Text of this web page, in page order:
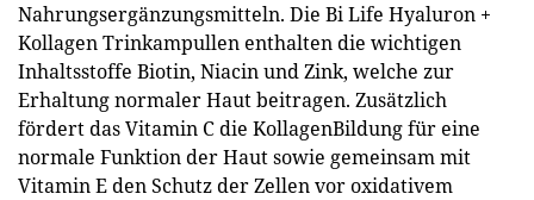
Nahrungsergänzungsmitteln. Die Bi Life Hyaluron +
Kollagen Trinkampullen enthalten die wichtigen
Inhaltsstoffe Biotin, Niacin und Zink, welche zur
Erhaltung normaler Haut beitragen. Zusätzlich
fördert das Vitamin C die KollagenBildung für eine
normale Funktion der Haut sowie gemeinsam mit
Vitamin E den Schutz der Zellen vor oxidativem